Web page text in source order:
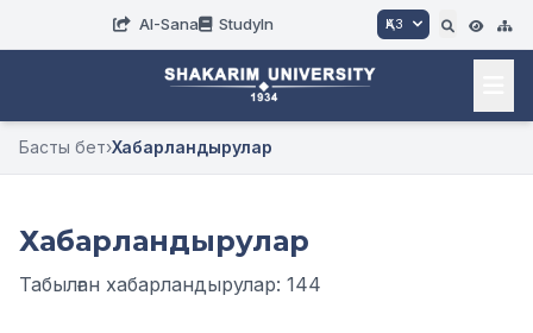
AI-Sana StudyIn ҚАЗ
Басты бет›Хабарландырулар
Хабарландырулар
Табылған хабарландырулар: 144